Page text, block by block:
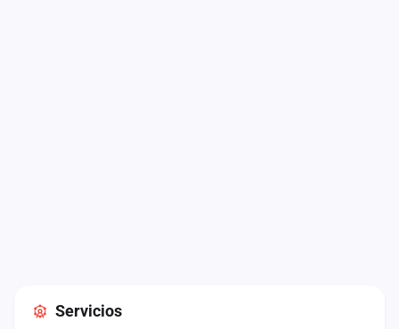
Servicios